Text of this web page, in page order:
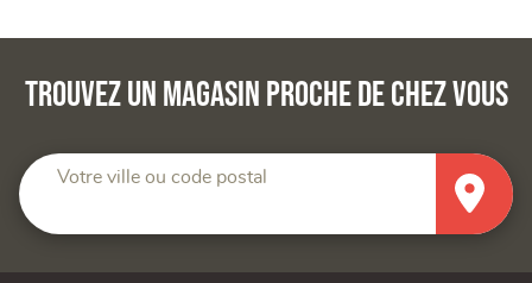
Trouvez un magasin proche de chez vous
Votre ville ou code postal